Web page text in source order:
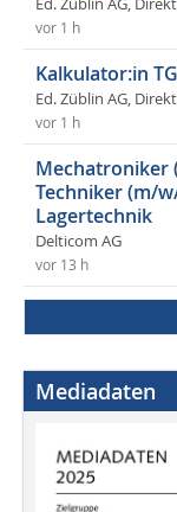
Ed. Züblin AG,
vor 1 h
Kalkulator:in
Ed. Züblin AG,
vor 1 h
Mechatroniker
Techniker (m/
Lagertechnik
Delticom AG
vor 13 h
Mediadaten